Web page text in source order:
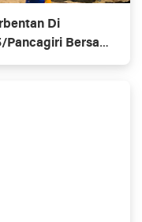
Di
Bersama